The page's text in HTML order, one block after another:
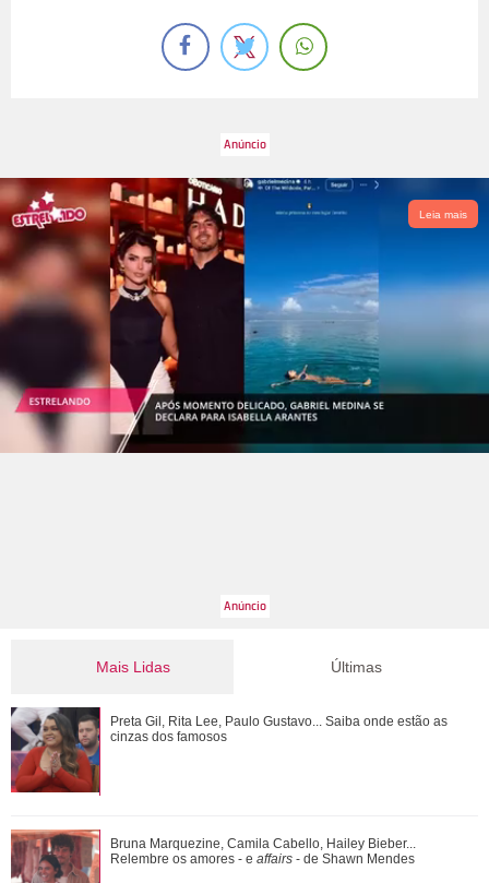
Leia mais
Mais Lidas
Bruna Marquezine, Camila Cabello, Hailey Bieber...
Relembre os amores - e affairs - de Shawn ...
O nome dela deveria ser Pedra? Veja o que mais revelou a
série documental Meu Nome é Preta
Últimas
Preta Gil, Rita Lee, Paulo Gustavo... Saiba onde estão as
cinzas dos famosos
Bruna Marquezine, Camila Cabello, Hailey Bieber...
Relembre os amores - e affairs - de Shawn Mendes